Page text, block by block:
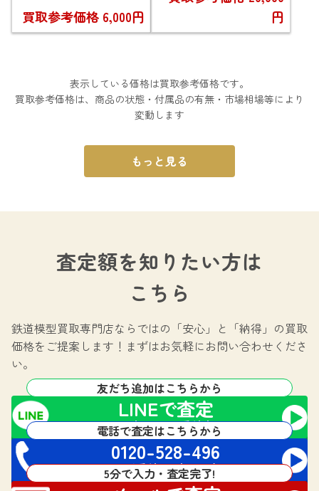
買取参考価格 6,000円
円
表示している価格は買取参考価格です。
買取参考価格は、商品の状態・付属品の有無・市場相場等により
変動します
もっと見る
査定額を知りたい方は
こちら
鉄道模型買取専門店ならではの 「安心」と「納得」の買取
価格をご提案します！ まずはお気軽にお問い合わせくださ
い。
友だち追加はこちらから
LINEで査定
24時間365日受付中!
電話で査定はこちらから
0120-528-496
電話受付 24時間対応
5分で入力・査定完了!